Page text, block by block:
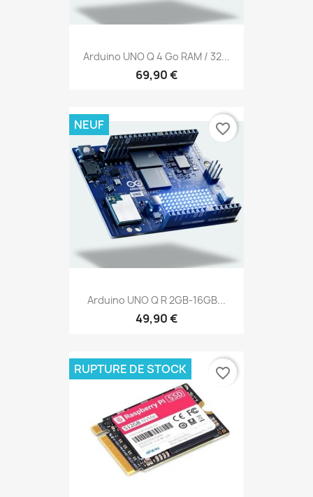
Arduino UNO Q 4 Go RAM / 32...
69,90 €
Arduino UNO Q R 2GB-16GB...
49,90 €
NEUF favorite_border
RUPTURE DE STOCK favorite_border